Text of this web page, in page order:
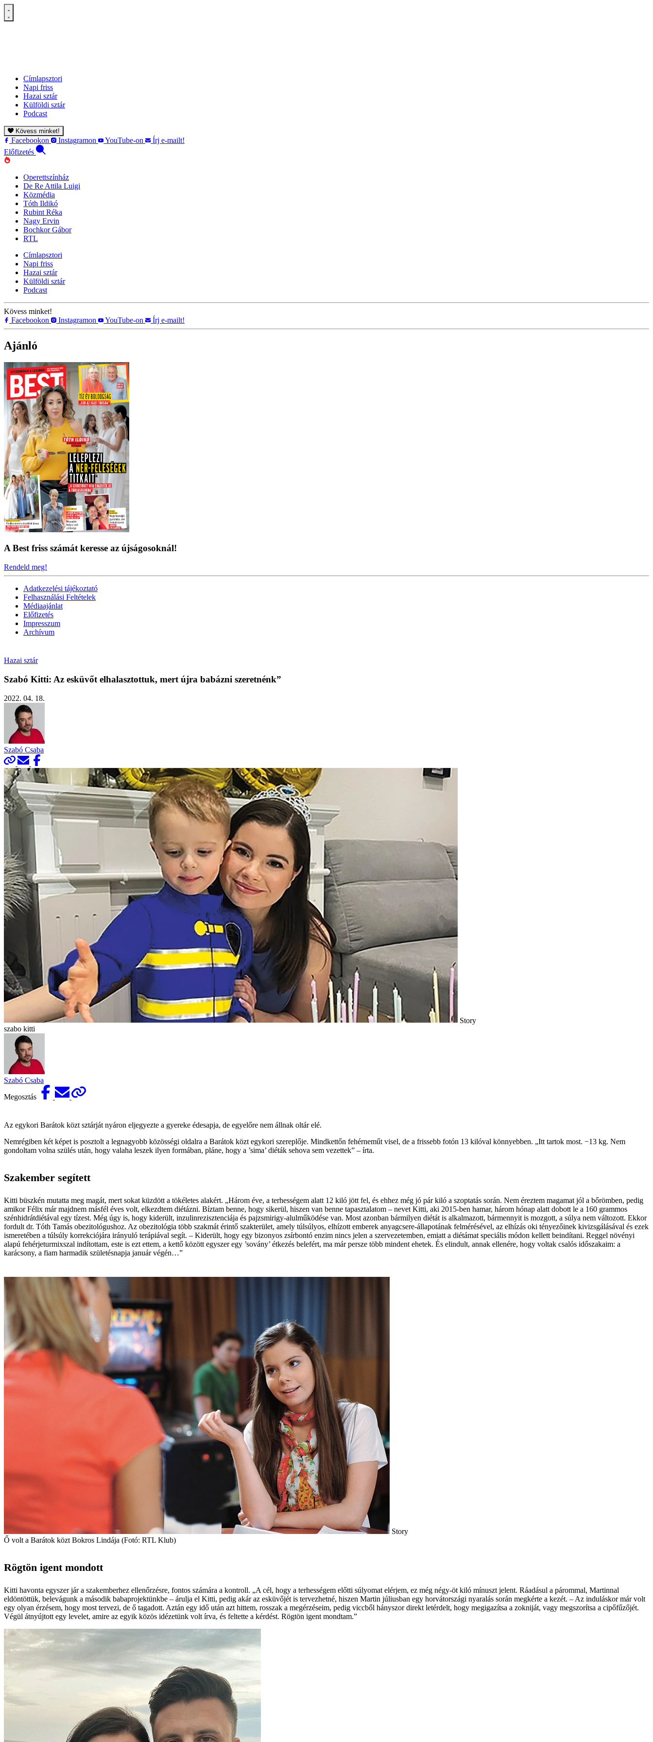
Címlapsztori
Napi friss
Hazai sztár
Külföldi sztár
Podcast
Kövess minket!
Facebookon Instagramon YouTube-on
Írj e-mailt!
Előfizetés
Operettszínház
De Re Attila Luigi
Közmédia
Tóth Ildikó
Rubint Réka
Nagy Ervin
Bochkor Gábor
RTL
Címlapsztori
Napi friss
Hazai sztár
Külföldi sztár
Podcast
Kövess minket!
Facebookon
Instagramon YouTube-on Írj e-mailt!
Ajánló
A Best friss számát keresse az újságosoknál!
Rendeld meg!
Adatkezelési tájékoztató
Felhasználási Feltételek
Médiaajánlat
Előfizetés
Impresszum
Archívum
Hazai sztár
Szabó Kitti: Az esküvőt elhalasztottuk, mert újra babázni szeretnénk”
2022. 04. 18.
Szabó Csaba
Story
szabo kitti
Szabó Csaba
Megosztás
Az egykori Barátok közt sztárját nyáron eljegyezte a gyereke édesapja, de egyelőre nem állnak oltár elé.
Nemrégiben két képet is posztolt a legnagyobb közösségi oldalra a Barátok közt egykori szereplője. Mindkettőn fehérneműt visel, de a frissebb fotón 13 kilóval könnyebben. „Itt tartok most. −13 kg. Nem
gondoltam volna szülés után, hogy valaha leszek ilyen formában, pláne, hogy a ’sima’ diéták sehova sem vezettek” – írta.
Szakember segített
Kitti büszkén mutatta meg magát, mert sokat küzdött a tökéletes alakért. „Három éve, a terhességem alatt 12 kiló jött fel, és ehhez még jó pár kiló a szoptatás során. Nem éreztem magamat jól a bőrömben, pedig
amikor Félix már majdnem másfél éves volt, elkezdtem diétázni. Bíztam benne, hogy sikerül, hiszen van benne tapasztalatom – nevet Kitti, aki 2015-ben hamar, három hónap alatt dobott le a 160 grammos
szénhidrátdiétával egy tízest. Még úgy is, hogy kiderült, inzulinrezisztenciája és pajzsmirigy-alulműködése van. Most azonban bármilyen diétát is alkalmazott, bármennyit is mozgott, a súlya nem változott. Ekkor
fordult dr. Tóth Tamás obezitológushoz. Az obezitológia több szakmát érintő szakterület, amely túlsúlyos, elhízott emberek anyagcsere-állapotának felmérésével, az elhízás oki tényezőinek kivizsgálásával és ezek
ismeretében a túlsúly korrekciójára irányuló terápiával segít. – Kiderült, hogy egy bizonyos zsírbontó enzim nincs jelen a szervezetemben, emiatt a diétámat speciális módon kellett beindítani. Reggel növényi
alapú fehérje­turmixszal indítottam, este is ezt ettem, a kettő között egyszer egy ’sovány’ étkezés belefért, ma már persze több mindent ehetek. És elindult, annak ellenére, hogy voltak csalós időszakaim: a
karácsony, a fiam harmadik születésnapja január végén…”
Story
Ő volt a Barátok közt Bokros Lindája (Fotó: RTL Klub)
Rögtön igent mondott
Kitti havonta egyszer jár a szakemberhez ellenőrzésre, fontos számára a kontroll. „A cél, hogy a terhességem előtti súlyomat elérjem, ez még négy-öt kiló mínuszt jelent. Ráadásul a párommal, Martinnal
eldöntöttük, belevágunk a második babaprojektünkbe – árulja el Kitti, pedig akár az esküvőjét is tervezhetné, hiszen Martin júliusban egy horvátországi nyaralás során megkérte a kezét. – Az induláskor már volt
egy olyan érzésem, hogy most tervezi, de ő tagadott. Aztán egy idő után azt hittem, rosszak a megérzéseim, pedig viccből hányszor direkt letérdelt, hogy megigazítsa a zokniját, vagy megszorítsa a cipőfűzőjét.
Végül átnyújtott egy levelet, amire az egyik közös idézetünk volt írva, és feltette a kérdést. Rögtön igent mondtam.”